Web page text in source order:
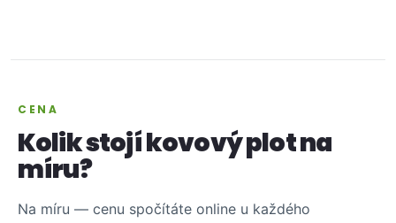
CENA
Kolik stojí kovový plot na
míru?
Na míru — cenu spočítáte online u každého